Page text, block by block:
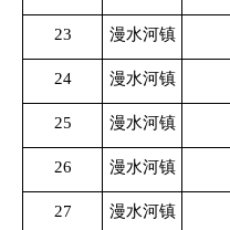
23 漫水河镇
24 漫水河镇
25 漫水河镇
26 漫水河镇
27 漫水河镇